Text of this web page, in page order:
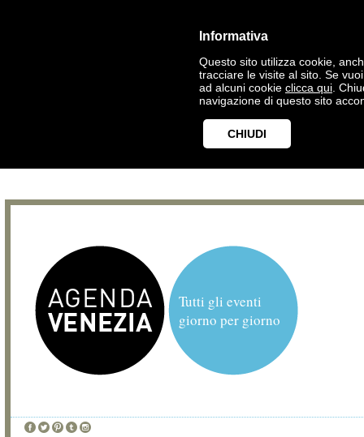
Informativa
Questo sito utilizza cookie,
tracciare le visite al sito. Se
ad alcuni cookie clicca qui .
navigazione di questo sito
CHIUDI
Tutti gli eventi
giorno per giorno